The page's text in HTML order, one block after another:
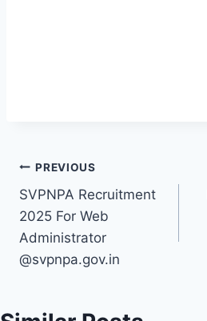
PREVIOUS
SVPNPA Recruitment
2025 For Web
Administrator
@svpnpa.gov.in